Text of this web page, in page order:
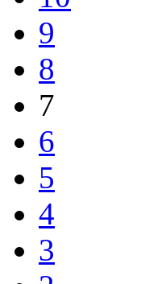
8
7
6
5
4
3
2
1